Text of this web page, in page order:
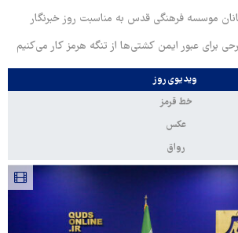
موسسه فرهنگی قدس به مناسبت روز خبرنگار
برای عبور ایمن کشتی‌ها از تنگه هرمز کار می‌کنیم
ویدیوی روز
خط قرمز
عکس
رواق